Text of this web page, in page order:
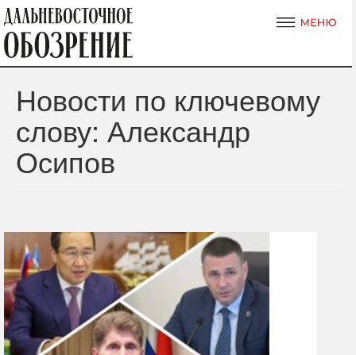
Новости по ключевому
слову: Александр
Осипов